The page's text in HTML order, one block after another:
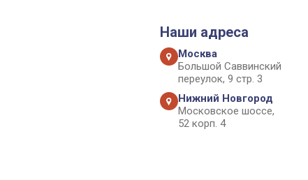
Наши адреса
Москва
Большой Саввинский
переулок, 9 стр. 3
Нижний Новгород
Московское шоссе,
52 корп. 4